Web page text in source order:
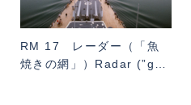
RM 17 レーダー（「魚
焼きの網」）Radar (”g…